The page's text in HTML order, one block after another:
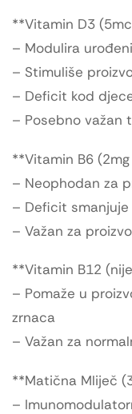
**Vitamin D3
– Modulira
– Stimuliše
– Deficit kod
– Posebno važan
**Vitamin B6 (2mg
– Neophodan za
– Deficit
– Važan za
**Vitamin B12
– Pomaže u
zrnaca
– Važan za
**Matična Mliječ
–